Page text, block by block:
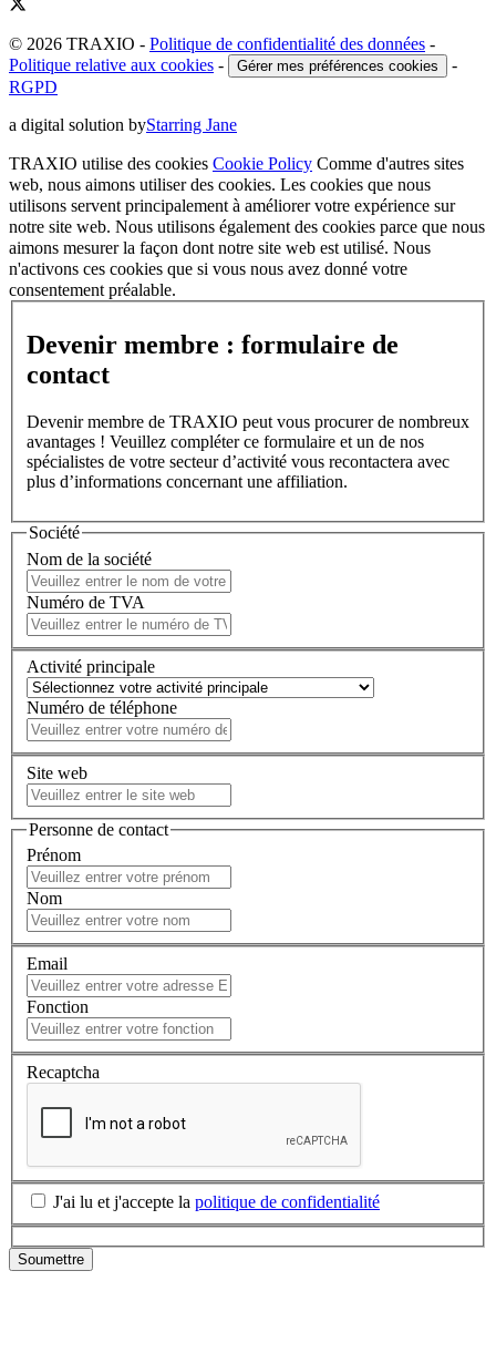
© 2026 TRAXIO - Politique de confidentialité des données -
Politique relative aux cookies - Gérer mes préférences cookies
-
RGPD
a digital solution byStarring Jane
TRAXIO utilise des cookies Cookie Policy Comme d'autres sites
web, nous aimons utiliser des cookies. Les cookies que nous
utilisons servent principalement à améliorer votre expérience sur
notre site web. Nous utilisons également des cookies parce que nous
aimons mesurer la façon dont notre site web est utilisé. Nous
n'activons ces cookies que si vous nous avez donné votre
consentement préalable.
Devenir membre : formulaire de
contact
Devenir membre de TRAXIO peut vous procurer de nombreux
avantages ! Veuillez compléter ce formulaire et un de nos
spécialistes de votre secteur d’activité vous recontactera avec
plus d’informations concernant une affiliation.
Société
Nom de la société
Numéro de TVA
Activité principale
Numéro de téléphone
Site web
Personne de contact
Prénom
Nom
Email
Fonction
Recaptcha
J'ai lu et j'accepte la politique de confidentialité